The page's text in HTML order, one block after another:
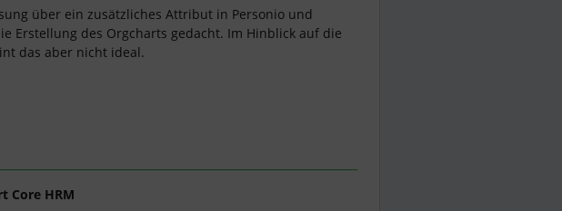
über ein zusätzliches Attribut in Personio und
Erstellung des Orgcharts gedacht. Im Hinblick auf die
das aber nicht ideal.
Core HRM